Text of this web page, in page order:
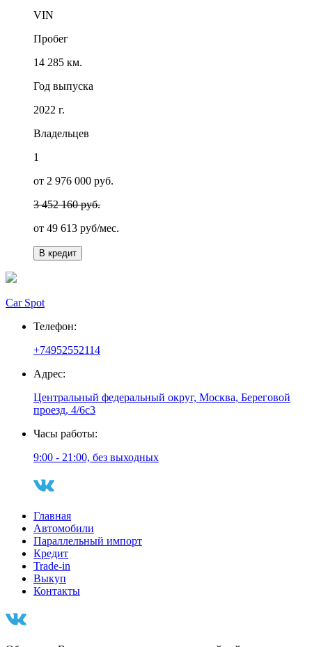
VIN
Пробег
14 285 км.
Год выпуска
2022 г.
Владельцев
1
от 2 976 000 руб.
3 452 160 руб.
от 49 613 руб/мес.
В кредит
Car Spot
Телефон:
+74952552114
Адрес:
Центральный федеральный округ, Москва, Береговой
проезд, 4/6с3
Часы работы:
9:00 - 21:00, без выходных
Главная
Автомобили
Параллельный импорт
Кредит
Trade-in
Выкуп
Контакты